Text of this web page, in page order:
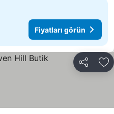
Fiyatları görün
Paylaş